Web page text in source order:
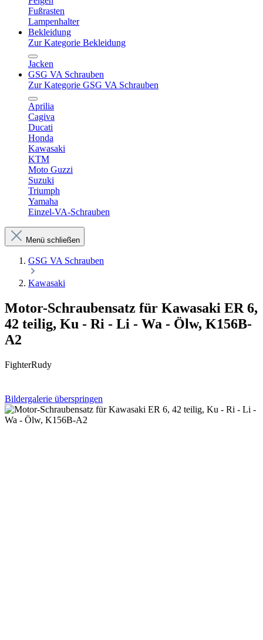
Fußrasten
Lampenhalter
Bekleidung
Zur Kategorie Bekleidung
Jacken
GSG VA Schrauben
Zur Kategorie GSG VA Schrauben
Aprilia
Cagiva
Ducati
Honda
Kawasaki
KTM
Moto Guzzi
Suzuki
Triumph
Yamaha
Einzel-VA-Schrauben
Menü schließen
GSG VA Schrauben
Kawasaki
Motor-Schraubensatz für Kawasaki ER 6,
42 teilig, Ku - Ri - Li - Wa - Ölw, K156B-
A2
FighterRudy
Bildergalerie überspringen